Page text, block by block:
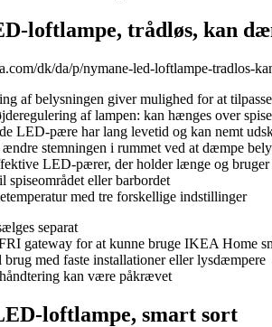
loftlampe, trådløs, kan
dk/da/p/nymane-led-loftlampe-tradlos-
af belysningen giver mulighed for at
af lampen: kan hænges over
LED-pære har lang levetid og kan nemt
stemningen i rummet ved at dæmpe
LED-pærer, der holder længe og
spiseområdet eller barbordet
med tre forskellige indstillinger
separat
gateway for at kunne bruge IKEA Home
med faste installationer eller lysdæmpere
kan være påkrævet
loftlampe, smart sort